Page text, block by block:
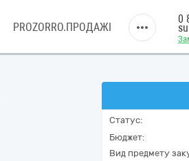
PROZORRO.ПРОДАЖІ
0
Статус:
Бюджет:
Вид предмету